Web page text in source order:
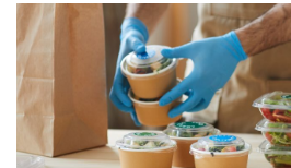
Îmbrăcăminte IGNIFUGĂ (ANTI-
FLACĂRĂ)
Jambiere Ignifuge
Cagule | Capisoane Ignifuge
Costume | Combinezoane Ignifuge
Jachete| Bluze Ignifuge